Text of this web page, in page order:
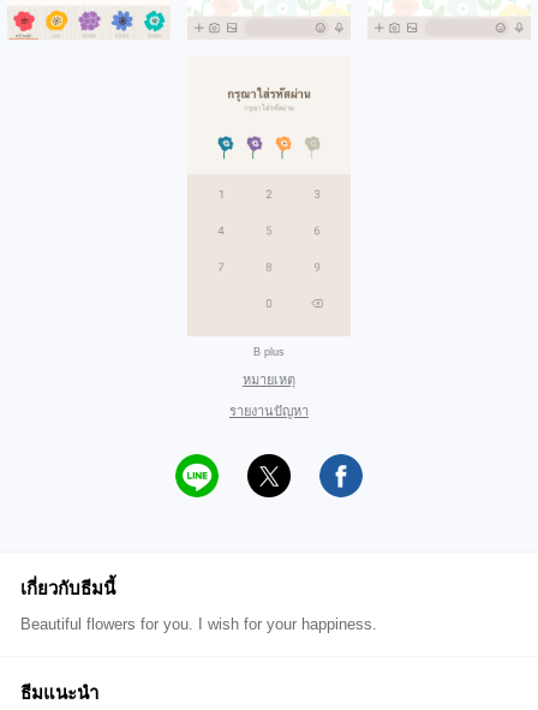
B plus
หมายเหตุ
รายงานปัญหา
เกี่ยวกับธีมนี้
Beautiful flowers for you. I wish for your happiness.
ธีมแนะนำ